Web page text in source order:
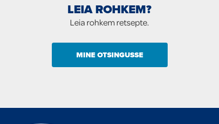
LEIA ROHKEM?
Leia rohkem retsepte.
MINE OTSINGUSSE